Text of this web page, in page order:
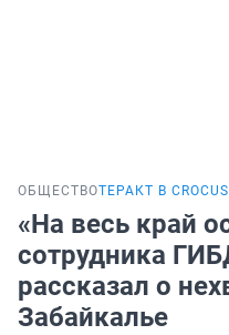
ОБЩЕСТВОТЕРАКТ В
«На весь край
сотрудника
рассказал о
Забайкалье